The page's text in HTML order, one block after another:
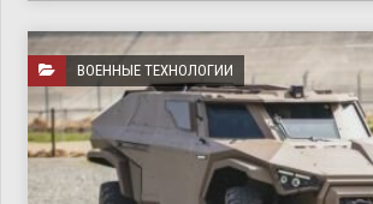
ВОЕННЫЕ ТЕХНОЛОГИИ